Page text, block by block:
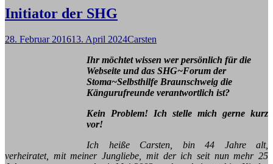
Initiator der SHG
28. Februar 201613. April 2024Carsten
Ihr möchtet wissen wer persönlich für die
Webseite und das SHG~Forum der
Stoma~Selbsthilfe Braunschweig die
Kängurufreunde verantwortlich ist?
Kein Problem! Ich stelle mich gerne kurz
vor!
Ich heiße Carsten, bin 44 Jahre alt,
verheiratet, mit meiner Jungliebe, mit der ich seit nun mehr 25